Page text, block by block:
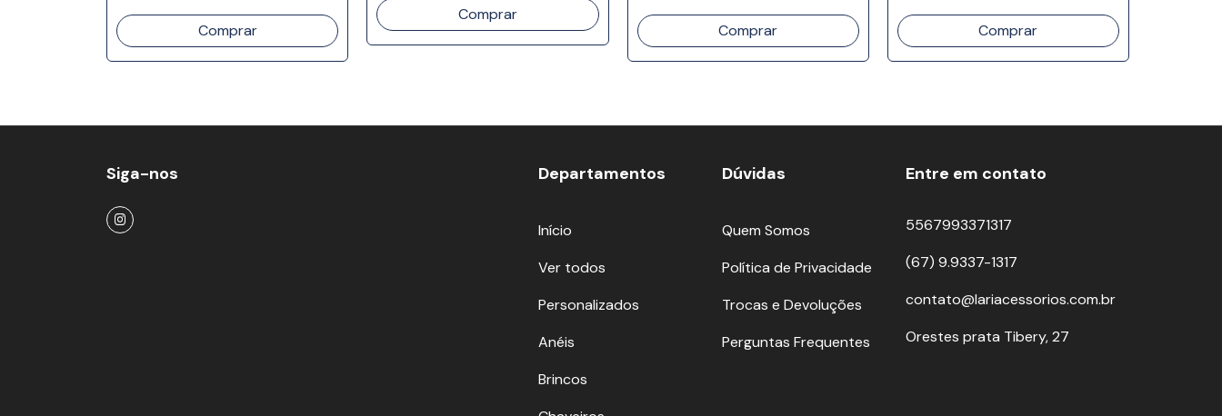
Siga-nos Departamentos
Início
Ver todos
Personalizados
Anéis
Brincos
Dúvidas
Quem Somos
Política de Privacidade
Trocas e Devoluções
Perguntas Frequentes
Entre em contato
5567993371317
(67) 9.9337-1317
contato@lariacessorios.com.br
Orestes prata Tibery, 27